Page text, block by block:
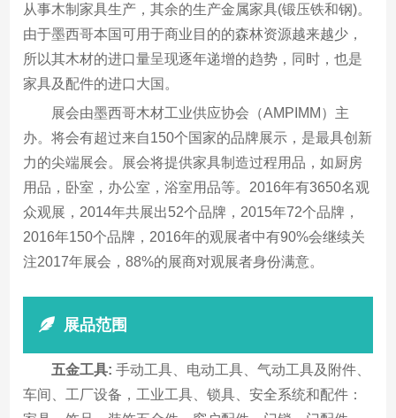
从事木制家具生产，其余的生产金属家具(锻压铁和钢)。
由于墨西哥本国可用于商业目的的森林资源越来越少，
所以其木材的进口量呈现逐年递增的趋势，同时，也是
家具及配件的进口大国。
展会由墨西哥木材工业供应协会（AMPIMM）主
办。将会有超过来自150个国家的品牌展示，是最具创新
力的尖端展会。展会将提供家具制造过程用品，如厨房
用品，卧室，办公室，浴室用品等。2016年有3650名观
众观展，2014年共展出52个品牌，2015年72个品牌，
2016年150个品牌，2016年的观展者中有90%会继续关
注2017年展会，88%的展商对观展者身份满意。
展品范围
五金工具: 手动工具、电动工具、气动工具及附件、
车间、工厂设备，工业工具、锁具、安全系统和配件：